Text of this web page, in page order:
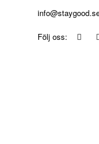
Följ oss: